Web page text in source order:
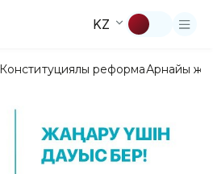
KZ
Конституциялық реформаАрнайы